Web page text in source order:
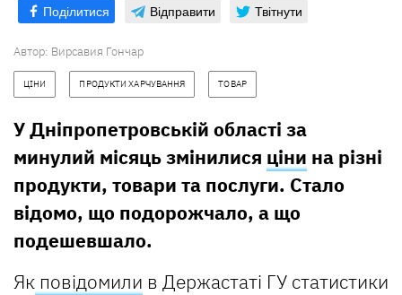
Поділитися Відправити Твітнути
Автор: Вирсавия Гончар
ЦІНИ ПРОДУКТИ ХАРЧУВАННЯ ТОВАР
У Дніпропетровській області за
минулий місяць змінилися ціни на різні
продукти, товари та послуги. Стало
відомо, що подорожчало, а що
подешевшало.
Як повідомили в Держастаті ГУ статистики